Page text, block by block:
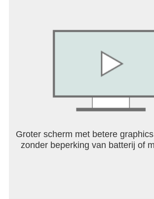
Groter scherm met betere
zonder beperking van batterij of